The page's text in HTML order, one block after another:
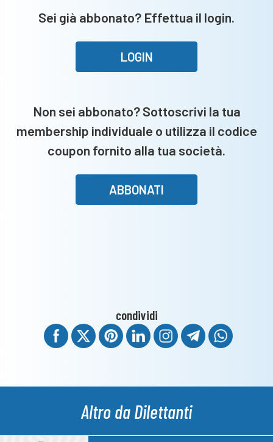
Sei già abbonato? Effettua il login.
LOGIN
Non sei abbonato? Sottoscrivi la tua
membership individuale o utilizza il codice
coupon fornito alla tua società.
ABBONATI
condividi
Altro da Dilettanti